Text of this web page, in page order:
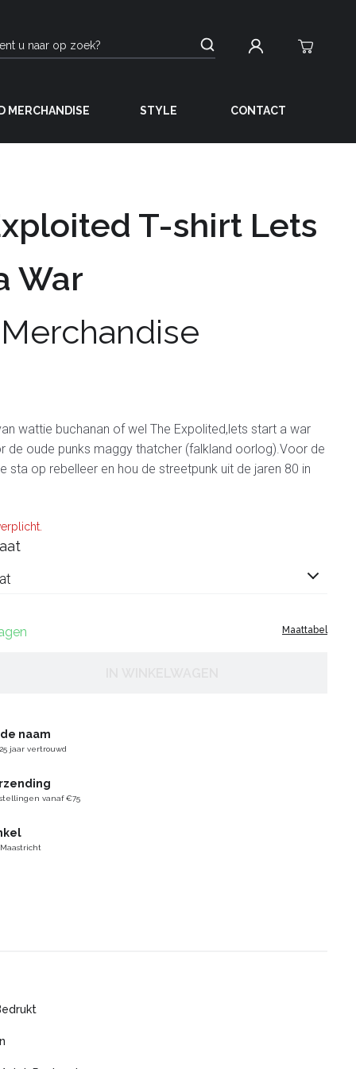
MERCHANDISE STYLE CONTACT
T-shirt Lets
War
wattie buchanan of wel The Expolited,lets start a war
de oude punks maggy thatcher (falkland oorlog).Voor de
sta op rebelleer en hou de streetpunk uit de jaren 80 in
Maattabel
naam
jaar vertrouwd
vanaf €75